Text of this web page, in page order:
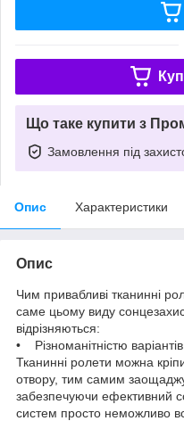
Що таке купити з
Замовлення під
Опис Характеристики
Опис
Чим привабливі тканинні
саме цьому виду
відрізняються:
• Різноманітністю
Тканинні ролети можна
отвору, тим самим
забезпечуючи ефективний
систем просто неможливо